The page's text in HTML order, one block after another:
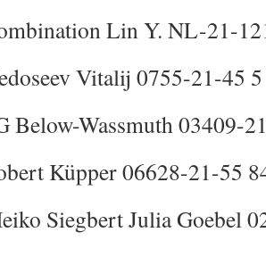
Lin Y. NL-21-
Vitalij 0755-21-45
Below-Wassmuth 03409-
Küpper 06628-21-55
Siegbert Julia Goebel